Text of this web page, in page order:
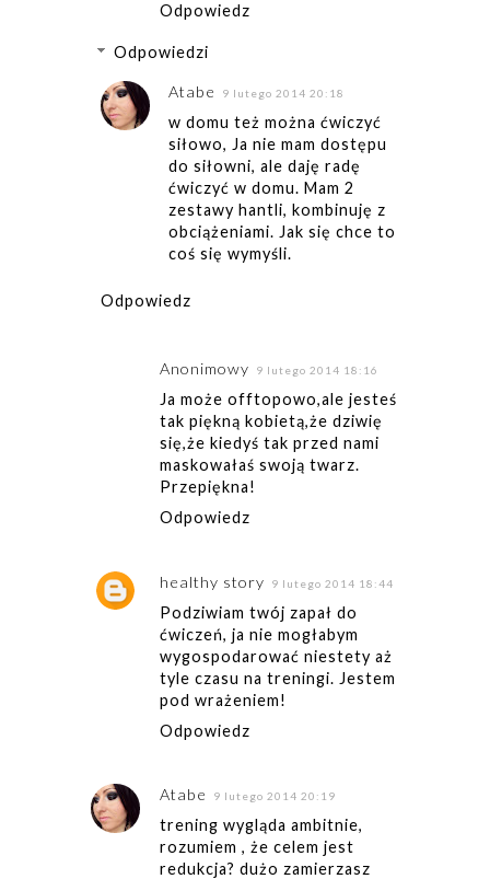
Odpowiedz
Odpowiedzi
Atabe 9 lutego 2014 20:18
w domu też można ćwiczyć
siłowo, Ja nie mam dostępu
do siłowni, ale daję radę
ćwiczyć w domu. Mam 2
zestawy hantli, kombinuję z
obciążeniami. Jak się chce to
coś się wymyśli.
Odpowiedz
Anonimowy 9 lutego 2014 18:16
Ja może offtopowo,ale jesteś
tak piękną kobietą,że dziwię
się,że kiedyś tak przed nami
maskowałaś swoją twarz.
Przepiękna!
Odpowiedz
healthy story 9 lutego 2014 18:44
Podziwiam twój zapał do
ćwiczeń, ja nie mogłabym
wygospodarować niestety aż
tyle czasu na treningi. Jestem
pod wrażeniem!
Odpowiedz
Atabe 9 lutego 2014 20:19
trening wygląda ambitnie,
rozumiem , że celem jest
redukcja? dużo zamierzasz